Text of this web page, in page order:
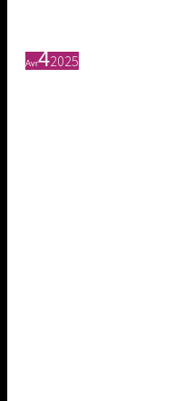
Avr42025